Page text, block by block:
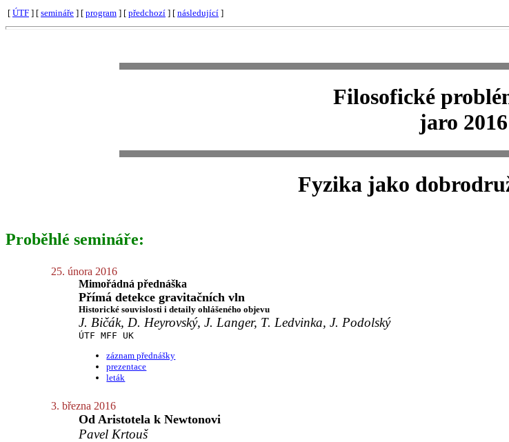
[ ÚTF ] [ semináře ] [ program ] [ předchozí ] [ následující ]
Filosofické
jaro 2016
Fyzika jako
Proběhlé semináře:
25. února 2016
Mimořádná přednáška
Přímá detekce gravitačních vln
Historické souvislosti i detaily ohlášeného objevu
J. Bičák, D. Heyrovský, J. Langer, T. Ledvinka, J. Podolský
ÚTF MFF UK
záznam přednášky
prezentace
leták
3. března 2016
Od Aristotela k Newtonovi
Pavel Krtouš